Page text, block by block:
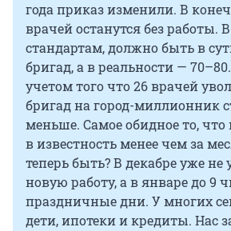
года приказ изменили. В
врачей останутся без работы.
стандартам, должно быть в
бригад, а в реальности —
учетом того что 26 врачей
бригад на город-миллионник
меньше. Самое обидное то, что
в известность менее чем за
теперь быть? В декабре уже не
новую работу, а в январе до 9
праздничные дни. У многих
дети, ипотеки и кредиты. Нас